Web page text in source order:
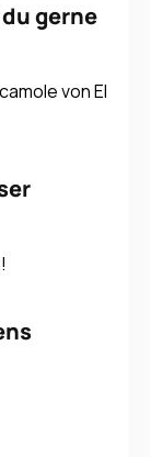
gerne
von El